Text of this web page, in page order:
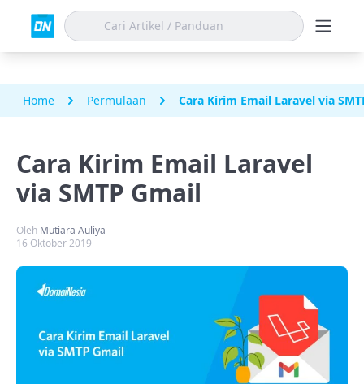
Home Permulaan Cara Kirim Email Laravel via
Cara Kirim Email Laravel
via SMTP Gmail
Oleh Mutiara Auliya
16 Oktober 2019